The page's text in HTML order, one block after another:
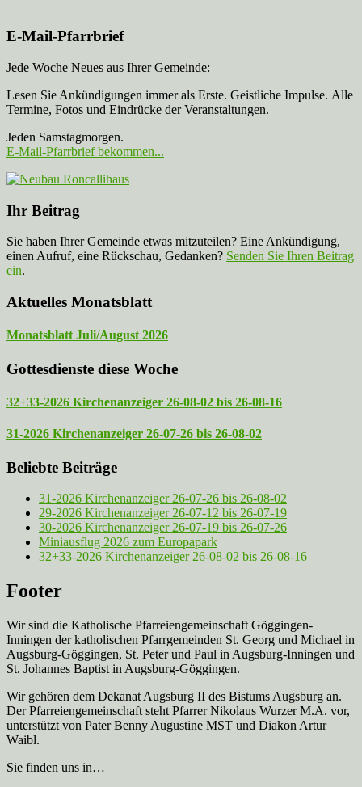
E-Mail-Pfarrbrief
Jede Woche Neues aus Ihrer Gemeinde:
Lesen Sie Ankündigungen immer als Erste. Geistliche Impulse. Alle
Termine, Fotos und Eindrücke der Veranstaltungen.
Jeden Samstagmorgen.
E-Mail-Pfarrbrief bekommen...
Ihr Beitrag
Sie haben Ihrer Gemeinde etwas mitzuteilen? Eine Ankündigung,
einen Aufruf, eine Rückschau, Gedanken? Senden Sie Ihren Beitrag
ein.
Aktuelles Monatsblatt
Monatsblatt Juli/August 2026
Gottesdienste diese Woche
32+33-2026 Kirchenanzeiger 26-08-02 bis 26-08-16
31-2026 Kirchenanzeiger 26-07-26 bis 26-08-02
Beliebte Beiträge
31-2026 Kirchenanzeiger 26-07-26 bis 26-08-02
29-2026 Kirchenanzeiger 26-07-12 bis 26-07-19
30-2026 Kirchenanzeiger 26-07-19 bis 26-07-26
Miniausflug 2026 zum Europapark
32+33-2026 Kirchenanzeiger 26-08-02 bis 26-08-16
Footer
Wir sind die Katholische Pfarreien­gemeinschaft Göggingen-
Inningen der katholischen Pfarrgemeinden St. Georg und Michael in
Augsburg-Göggingen, St. Peter und Paul in Augsburg-Inningen und
St. Johannes Baptist in Augsburg-Göggingen.
Wir gehören dem Dekanat Augsburg II des Bistums Augsburg an.
Der Pfarreien­gemeinschaft steht Pfarrer Nikolaus Wurzer M.A. vor,
unterstützt von Pater Benny Augustine MST und Diakon Artur
Waibl.
Sie finden uns in…